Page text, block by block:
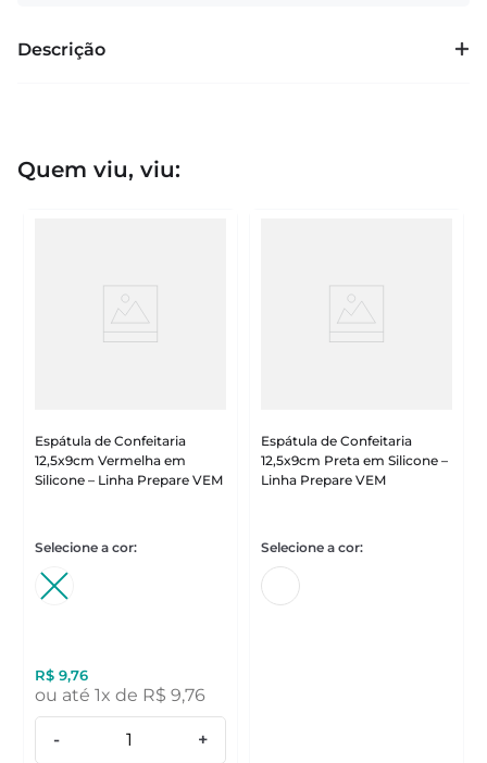
Descrição
Quem viu, viu:
Espátula de Confeitaria
12,5x9cm Vermelha em
Silicone – Linha Prepare VEM
R$ 9,76
ou até 1x de R$ 9,76
- +
Espátula de Confeitaria
12,5x9cm Preta em Silicone –
Linha Prepare VEM